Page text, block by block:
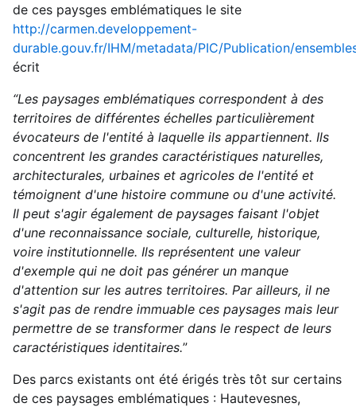
de ces paysges emblématiques le site
http://carmen.developpement-
durable.gouv.fr/IHM/metadata/PIC/Publication/
écrit
“Les paysages emblématiques correspondent à des
territoires de différentes échelles particulièrement
évocateurs de l'entité à laquelle ils appartiennent. Ils
concentrent les grandes caractéristiques naturelles,
architecturales, urbaines et agricoles de l'entité et
témoignent d'une histoire commune ou d'une activité.
Il peut s'agir également de paysages faisant l'objet
d'une reconnaissance sociale, culturelle, historique,
voire institutionnelle. Ils représentent une valeur
d'exemple qui ne doit pas générer un manque
d'attention sur les autres territoires. Par ailleurs, il ne
s'agit pas de rendre immuable ces paysages mais leur
permettre de se transformer dans le respect de leurs
caractéristiques identitaires.”
Des parcs existants ont été érigés très tôt sur certains
de ces paysages emblématiques : Hautevesnes,